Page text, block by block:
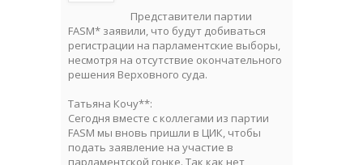
Представители партии
FASM* заявили, что будут добиваться
регистрации на парламентские выборы,
несмотря на отсутствие окончательного
решения Верховного суда.
Татьяна Кочу**:
Сегодня вместе с коллегами из партии
FASM мы вновь пришли в ЦИК, чтобы
подать заявление на участие в
парламентской гонке. Так как нет